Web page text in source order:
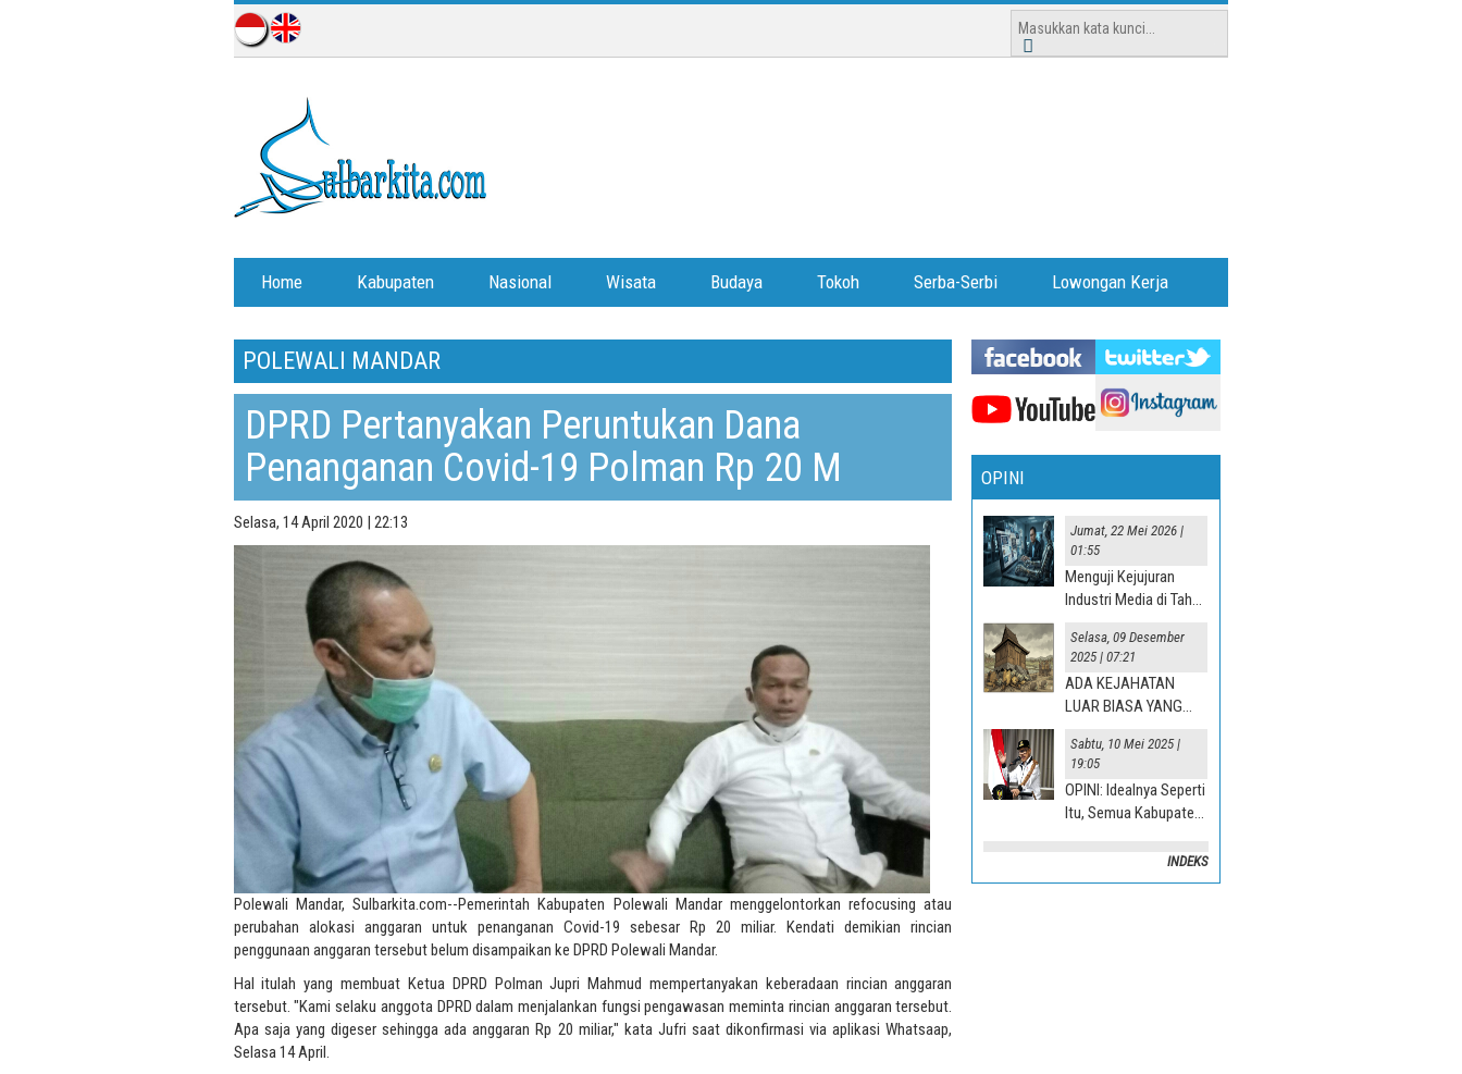
Home Kabupaten Nasional Wisata Budaya Tokoh Serba-Serbi Lowongan Kerja
POLEWALI MANDAR
DPRD Pertanyakan Peruntukan Dana
Penanganan Covid-19 Polman Rp 20 M
Selasa, 14 April 2020 | 22:13
Polewali Mandar, Sulbarkita.com--Pemerintah Kabupaten Polewali Mandar menggelontorkan refocusing atau
perubahan alokasi anggaran untuk penanganan Covid-19 sebesar Rp 20 miliar. Kendati demikian rincian
penggunaan anggaran tersebut belum disampaikan ke DPRD Polewali Mandar.
Hal itulah yang membuat Ketua DPRD Polman Jupri Mahmud mempertanyakan keberadaan rincian anggaran
tersebut. "Kami selaku anggota DPRD dalam menjalankan fungsi pengawasan meminta rincian anggaran tersebut.
Apa saja yang digeser sehingga ada anggaran Rp 20 miliar," kata Jufri saat dikonfirmasi via aplikasi Whatsaap,
Selasa 14 April.
OPINI
Jumat, 22 Mei 2026 |
01:55
Menguji Kejujuran
Industri Media di Tahun
Selasa, 09 Desember
2025 | 07:21
ADA KEJAHATAN
LUAR BIASA YANG
Sabtu, 10 Mei 2025 |
19:05
OPINI: Idealnya Seperti
Itu, Semua Kabupaten
INDEKS